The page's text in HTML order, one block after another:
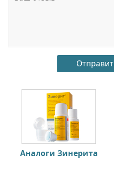
Аналоги Зинерита